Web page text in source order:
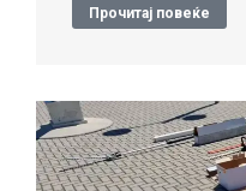
Прочитај повеќе